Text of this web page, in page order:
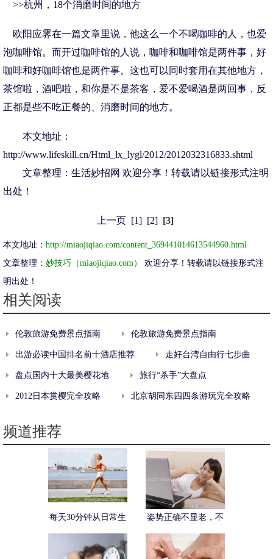
>>杭州，18个消磨时间的地方
欧阳应霁在一篇文章里说，他这么一个不喝咖啡的人，也爱
泡咖啡馆。而开过咖啡馆的人说，咖啡和咖啡馆是两件事，好
咖啡和好咖啡馆也是两件事。这也可以同时套用在其他地方，
茶馆啦，酒吧啦，和你是不是茶客，爱不爱喝酒是两回事，反
正都是些不吃正餐的、消磨时间的地方。
本文地址：
http://www.lifeskill.cn/Html_lx_lygl/2012/2012032316833.shtml
文章整理： 生活妙招网 欢迎分享！转载请以链接形式注明
出处！
上一页 [1] [2] [3]
本文地址： http://miaojiqiao.com/content_369441014613544960.html
文章整理： 妙技巧（miaojiqiao.com）
欢迎分享！转载请以链接形式注
明出处！
相关阅读
伦敦旅游免费景点指南 伦敦旅游免费景点指南
出游必读中国排名前十酒店推荐 走好台湾自由行七步曲
盘点国内十大最美樱花地 旅行“杀手”大盘点
2012日本赏樱完全攻略 北京胡同东四四条游玩完全攻略
频道推荐
每天30分钟从日常生
姿势正确不显老，不